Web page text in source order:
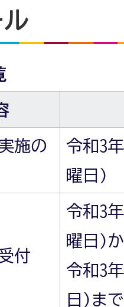
施の
令和3
曜日)
付
令和3
曜日)
令和3
日)まで